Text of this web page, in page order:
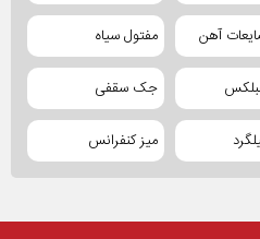
آهن مفتول سیاه
جک سقفی
میز کنفرانس